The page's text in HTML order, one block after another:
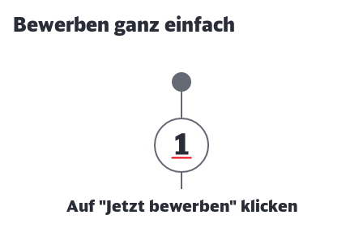
Bewerben ganz einfach
Auf "Jetzt bewerben" klicken